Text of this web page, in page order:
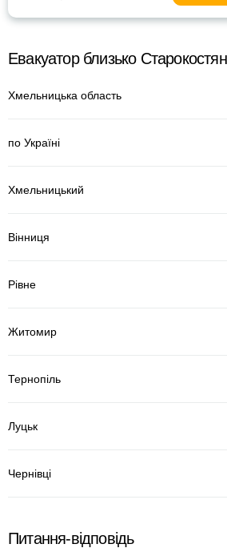
Евакуатор близько
Хмельницька область
по Україні
Хмельницький
Вінниця
Рівне
Житомир
Тернопіль
Луцьк
Чернівці
Питання-відповідь